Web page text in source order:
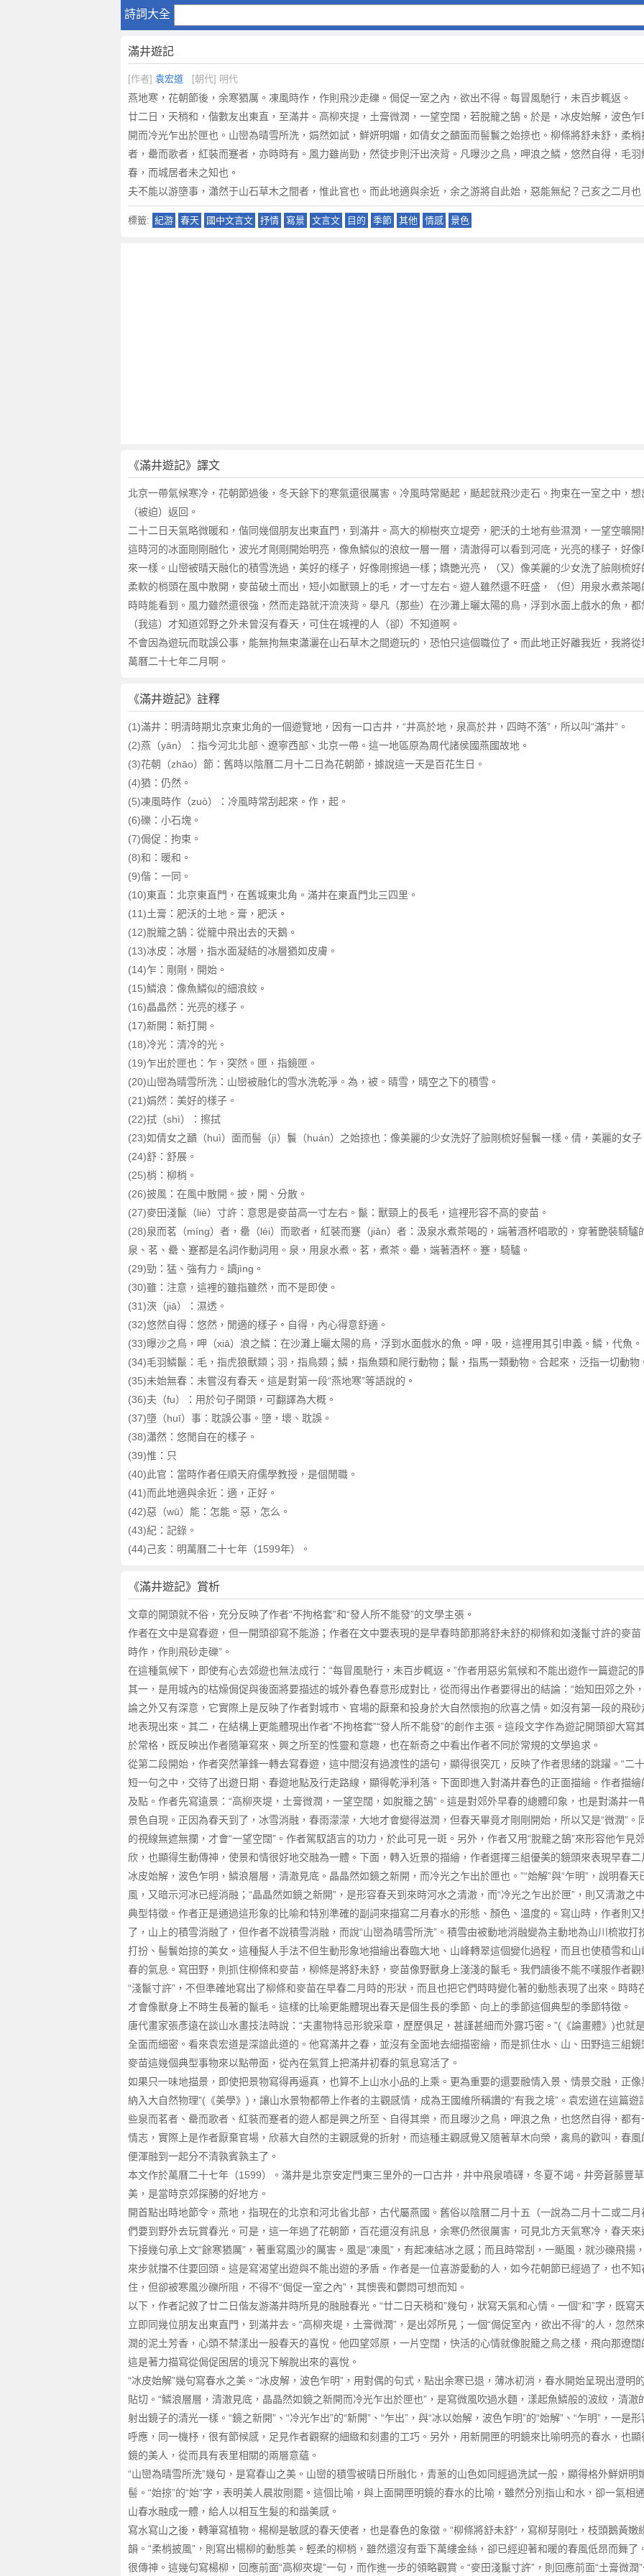
詩詞大全
滿
記
原
文
注
釋
譯
文
滿
井
遊
滿井遊記
[作者] 袁宏道 [朝代] 明代
燕地寒，花朝節後，余寒猶厲。凍風時作，作則飛沙走礫。侷促一室之內，欲出不得。每冒風馳行，未百步輒返。
廿二日，天稍和，偕數友出東直，至滿井。高柳夾提，土膏微潤，一望空闊，若脫籠之鵠。於是，冰皮始解，波色
開而冷光乍出於匣也。山巒為晴雪所洗，娟然如試，鮮妍明媚，如倩女之靧面而髻鬟之始掠也。柳條將舒未舒，柔
者，罍而歌者，紅裝而蹇者，亦時時有。風力雖尚勁，然徒步則汗出浹背。凡曝沙之鳥，呷浪之鱗，悠然自得，毛
春，而城居者未之知也。
夫不能以游墮事，瀟然于山石草木之間者，惟此官也。而此地適與余近，余之游將自此始，惡能無紀？己亥之二月也
標籤: 紀游 春天 國中文言文 抒情 寫景 文言文 目的 季節 其他 情感 景色
《滿井遊記》譯文
北京一帶氣候寒冷，花朝節過後，冬天餘下的寒氣還很厲害。冷風時常颳起，颳起就飛沙走石。拘束在一室之中，
（被迫）返回。
二十二日天氣略微暖和，偕同幾個朋友出東直門，到滿井。高大的柳樹夾立堤旁，肥沃的土地有些濕潤，一望空曠
這時河的冰面剛剛融化，波光才剛剛開始明亮，像魚鱗似的浪紋一層一層，清澈得可以看到河底，光亮的樣子，好
來一樣。山巒被晴天融化的積雪洗過，美好的樣子，好像剛擦過一樣；嬌艷光亮，（又）像美麗的少女洗了臉剛梳
柔軟的梢頭在風中散開，麥苗破土而出，短小如獸頸上的毛，才一寸左右。遊人雖然還不旺盛，（但）用泉水煮茶
時時能看到。風力雖然還很強，然而走路就汗流浹背。舉凡（那些）在沙灘上曬太陽的鳥，浮到水面上戲水的魚，
（我這）才知道郊野之外未曾沒有春天，可住在城裡的人（卻）不知道啊。
不會因為遊玩而耽誤公事，能無拘無束瀟灑在山石草木之間遊玩的，恐怕只這個職位了。而此地正好離我近，我將
萬曆二十七年二月啊。
《滿井遊記》註釋
(1)滿井：明清時期北京東北角的一個遊覽地，因有一口古井，“井高於地，泉高於井，四時不落”，所以叫“滿井”。
(2)燕（yān）：指今河北北部、遼寧西部、北京一帶。這一地區原為周代諸侯國燕國故地。
(3)花朝（zhāo）節：舊時以陰曆二月十二日為花朝節，據說這一天是百花生日。
(4)猶：仍然。
(5)凍風時作（zuò）：冷風時常刮起來。作，起。
(6)礫：小石塊。
(7)侷促：拘束。
(8)和：暖和。
(9)偕：一同。
(10)東直：北京東直門，在舊城東北角。滿井在東直門北三四里。
(11)土膏：肥沃的土地。膏，肥沃。
(12)脫籠之鵠：從籠中飛出去的天鵝。
(13)冰皮：冰層，指水面凝結的冰層猶如皮膚。
(14)乍：剛剛，開始。
(15)鱗浪：像魚鱗似的細浪紋。
(16)晶晶然：光亮的樣子。
(17)新開：新打開。
(18)冷光：清冷的光。
(19)乍出於匣也：乍，突然。匣，指鏡匣。
(20)山巒為晴雪所洗：山巒被融化的雪水洗乾淨。為，被。晴雪，晴空之下的積雪。
(21)娟然：美好的樣子。
(22)拭（shì）：擦拭
(23)如倩女之靧（huì）面而髻（jì）鬟（huán）之始掠也：像美麗的少女洗好了臉剛梳好髻鬟一樣。倩，美麗的女
(24)舒：舒展。
(25)梢：柳梢。
(26)披風：在風中散開。披，開、分散。
(27)麥田淺鬣（liè）寸許：意思是麥苗高一寸左右。鬣：獸頸上的長毛，這裡形容不高的麥苗。
(28)泉而茗（míng）者，罍（léi）而歌者，紅裝而蹇（jiǎn）者：汲泉水煮茶喝的，端著酒杯唱歌的，穿著艷裝騎驢
泉、茗、罍、蹇都是名詞作動詞用。泉，用泉水煮。茗，煮茶。罍，端著酒杯。蹇，騎驢。
(29)勁：猛、強有力。讀jìng。
(30)雖：注意，這裡的雖指雖然，而不是即使。
(31)浹（jiā）：濕透。
(32)悠然自得：悠然，閒適的樣子。自得，內心得意舒適。
(33)曝沙之鳥，呷（xiā）浪之鱗：在沙灘上曬太陽的鳥，浮到水面戲水的魚。呷，吸，這裡用其引申義。鱗，代魚。
(34)毛羽鱗鬣：毛，指虎狼獸類；羽，指鳥類；鱗，指魚類和爬行動物；鬣，指馬一類動物。合起來，泛指一切動物
(35)未始無春：未嘗沒有春天。這是對第一段“燕地寒”等語說的。
(36)夫（fu）：用於句子開頭，可翻譯為大概。
(37)墮（huī）事：耽誤公事。墮，壞、耽誤。
(38)瀟然：悠閒自在的樣子。
(39)惟：只
(40)此官：當時作者任順天府儒學教授，是個閒職。
(41)而此地適與余近：適，正好。
(42)惡（wū）能：怎能。惡，怎么。
(43)紀：記錄。
(44)己亥：明萬曆二十七年（1599年）。
《滿井遊記》賞析
文章的開頭就不俗，充分反映了作者“不拘格套”和“發人所不能發”的文學主張。
作者在文中是寫春遊，但一開頭卻寫不能游；作者在文中要表現的是早春時節那將舒未舒的柳條和如淺鬣寸許的麥
時作，作則飛砂走礫”。
在這種氣候下，即使有心去郊遊也無法成行：“每冒風馳行，未百步輒返。”作者用惡劣氣候和不能出遊作一篇遊記
其一，是用城內的枯燥侷促與後面將要描述的城外春色春意形成對比，從而得出作者要得出的結論：“始知田郊之外
論之外又有深意，它實際上是反映了作者對城市、官場的厭棄和投身於大自然懷抱的欣喜之情。如沒有第一段的飛
地表現出來。其二，在結構上更能體現出作者“不拘格套”“發人所不能發”的創作主張。這段文字作為遊記開頭卻大
於常格，既反映出作者隨筆寫來、興之所至的性靈和意趣，也在新奇之中看出作者不同於常規的文學追求。
從第二段開始，作者突然筆鋒一轉去寫春遊，這中間沒有過渡性的語句，顯得很突兀，反映了作者思緒的跳躍。“二
短一句之中，交待了出遊日期、春遊地點及行走路線，顯得乾淨利落。下面即進入對滿井春色的正面描繪。作者描
及點。作者先寫遠景：“高柳夾堤，土膏微潤，一望空闊，如脫籠之鵠”。這是對郊外早春的總體印象，也是對滿井
景色自現。正因為春天到了，冰雪消融，春雨濛濛，大地才會變得滋潤，但春天畢竟才剛剛開始，所以又是“微潤”
的視線無遮無攔，才會“一望空闊”。作者駕馭語言的功力，於此可見一斑。另外，作者又用“脫籠之鵠”來形容他乍
欣，也顯得生動傳神，使景和情很好地交融為一體。下面，轉入近景的描繪，作者選擇三組優美的鏡頭來表現早春
冰皮始解，波色乍明，鱗浪層層，清澈見底。晶晶然如鏡之新開，而冷光之乍出於匣也。”“始解”與“乍明”，說明春
風，又暗示河冰已經消融；“晶晶然如鏡之新開”，是形容春天到來時河水之清澈，而“冷光之乍出於匣”，則又清澈
典型特徵。作者正是通過這形象的比喻和特別準確的副詞來描寫二月春水的形態、顏色、溫度的。寫山時，作者則
了，山上的積雪消融了，但作者不說積雪消融，而說“山巒為晴雪所洗”。積雪由被動地消融變為主動地為山川梳妝
打扮、髻鬟始掠的美女。這種擬人手法不但生動形象地描繪出春臨大地、山峰轉翠這個變化過程，而且也使積雪和
春的氣息。寫田野，則抓住柳條和麥苗，柳條是將舒未舒，麥苗像野獸身上淺淺的鬣毛。我們讀後不能不嘆服作者
“淺鬣寸許”，不但準確地寫出了柳條和麥苗在早春二月時的形狀，而且也把它們時時變化著的動態表現了出來。時
才會像獸身上不時生長著的鬣毛。這樣的比喻更能體現出春天是個生長的季節、向上的季節這個典型的季節特徵。
唐代畫家張彥遠在談山水畫技法時說：“夫畫物特忌形貌采章，歷歷俱足，甚謹甚細而外露巧密。”(《論畫體》)也就
全面而細密。看來袁宏道是深諳此道的。他寫滿井之春，並沒有全面地去細描密繪，而是抓住水、山、田野這三組
麥苗這幾個典型事物來以點帶面，從內在氣質上把滿井初春的氣息寫活了。
如果只一味地描景，即使把景物寫得再逼真，也算不上山水小品的上乘。更為重要的還要融情入景、情景交融，正
納入大自然物理”(《美學》)，讓山水景物都帶上作者的主觀感情，成為王國維所稱讚的“有我之境”。袁宏道在這篇
些泉而茗者、罍而歌者、紅裝而蹇者的遊人都是興之所至、自得其樂，而且曝沙之鳥，呷浪之魚，也悠然自得，都
情志，實際上是作者厭棄官場，欣慕大自然的主觀感覺的折射，而這種主觀感覺又隨著草木向榮，禽鳥的歡叫，春
便渾融到一起分不清孰賓孰主了。
本文作於萬曆二十七年（1599）。滿井是北京安定門東三里外的一口古井，井中飛泉噴礴，冬夏不竭。井旁蒼藤豐
美，是當時京郊探勝的好地方。
開首點出時地節令。燕地，指現在的北京和河北省北部，古代屬燕國。舊俗以陰曆二月十五（一說為二月十二或二
們要到野外去玩賞春光。可是，這一年過了花朝節，百花還沒有訊息，余寒仍然很厲害，可見北方天氣寒冷，春天來
下接幾句承上文“餘寒猶厲”，著重寫風沙的厲害。風是“凍風”，有起凍結冰之感；而且時常刮，一颳風，就沙礫飛
來步就擋不住要回頭。這是寫渴望出遊與不能出遊的矛盾。作者是一位喜游愛動的人，如今花朝節已經過了，也不
住，但卻被寒風沙礫所阻，不得不“侷促一室之內”，其懊喪和鬱悶可想而知。
以下，作者記敘了廿二日偕友游滿井時所見的融融春光。“廿二日天稍和”幾句，狀寫天氣和心情。一個“和”字，既
立即同幾位朋友出東直門，到滿井去。“高柳夾堤，土膏微潤”，是出郊所見；一個“侷促室內，欲出不得”的人，忽
潤的泥土芳香，心頭不禁漾出一股春天的喜悅。他四望郊原，一片空闊，快活的心情就像脫籠之鳥之樣，飛向那遼
這是著力描寫從侷促困居的境況下解脫出來的喜悅。
“冰皮始解”幾句寫春水之美。“冰皮解，波色乍明”，用對偶的句式，點出余寒已退，薄冰初消，春水開始呈現出澄明
貼切。“鱗浪層層，清澈見底，晶晶然如鏡之新開而冷光乍出於匣也”，是寫微風吹過水麵，漾起魚鱗般的波紋，清
射出鏡子的清光一樣。“鏡之新開”、“冷光乍出”的“新開”、“乍出”，與“冰以始解，波色乍明”的“始解”、“乍明”，一
呼應，同一機杼，很有節候感，足見作者觀察的細緻和刻畫的工巧。另外，用新開匣的明鏡來比喻明亮的春水，也
鏡的美人，從而具有表里相關的兩層意蘊。
“山巒為晴雪所洗”幾句，是寫春山之美。山巒的積雪被晴日所融化，青蔥的山色如同經過洗試一般，顯得格外鮮妍
髻。“始掠”的“始”字，表明美人晨妝剛罷。這個比喻，與上面開匣明鏡的春水的比喻，雖然分別指山和水，卻一氣
山春水融成一體，給人以相互生髮的和諧美感。
寫水寫山之後，轉筆寫植物。楊柳是敏感的春天使者，也是春色的象徵。“柳條將舒未舒”，寫柳芽剛吐，枝頭鵝黃
韻。“柔梢披風”，則寫出楊柳的動態美。輕柔的柳梢，雖然還沒有垂下萬縷金絲，卻已經迎著和暖的春風低昂而舞了
很傳神。這幾句寫楊柳，回應前面“高柳夾堤”一句，而作進一步的領略觀賞。“麥田淺鬣寸許”，則回應前面“土膏微